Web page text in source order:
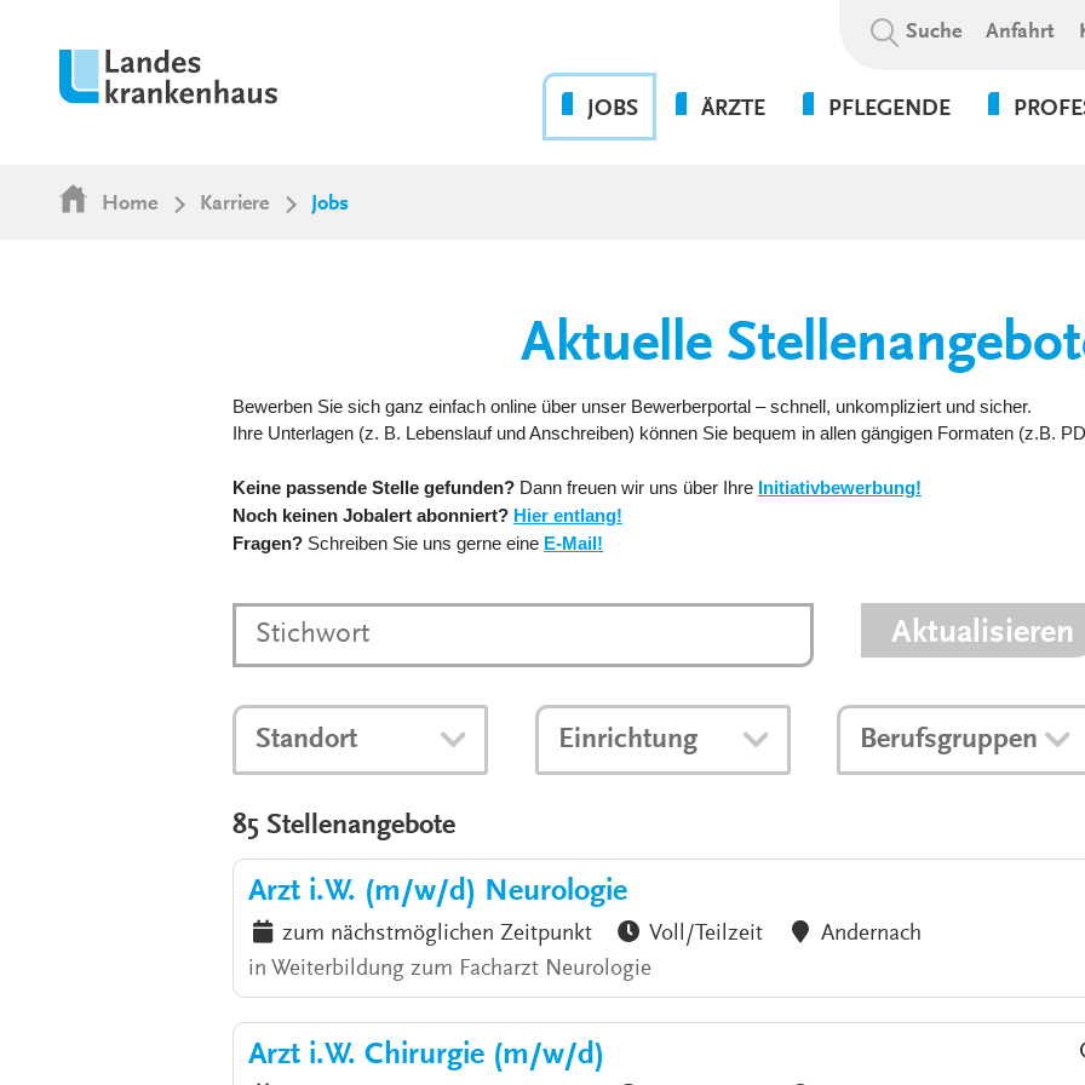
Suchbegriff:
Suche Anfahrt
JOBS
PRAKTIKUM
WEITERBILDUNG &
KULTUR & WERTE
VERANSTALTUNGEN
ÄRZTE
GESUNDHEITSEINRICHTUNGEN
PFLEGENDE
4-TAGE-WOCHE
FORT- UND WEITERBILDUNG
VERGÜTUNGEN &
ANSPRECHPARTNER DER
KLINIKEN UND
SERVICE
Home Karriere Jobs
Aktuelle
Bewerben Sie sich ganz einfach online über unser Bewerberportal – schnell, unkompliziert und sicher.
Ihre Unterlagen (z. B. Lebenslauf und Anschreiben) können Sie bequem in allen gängigen Formaten (z.B.
Keine passende Stelle gefunden? Dann freuen wir uns über Ihre Initiativbewerbung!
Noch keinen Jobalert abonniert? Hier entlang!
Fragen? Schreiben Sie uns gerne eine E-Mail!
Aktualisieren
Standort Einrichtung Berufsgruppen
85 Stellenangebote
Arzt i.W. (m/w/d) Neurologie
zum nächstmöglichen Zeitpunkt Voll/Teilzeit
Andernach
in Weiterbildung zum Facharzt Neurologie
Arzt i.W. Chirurgie (m/w/d)